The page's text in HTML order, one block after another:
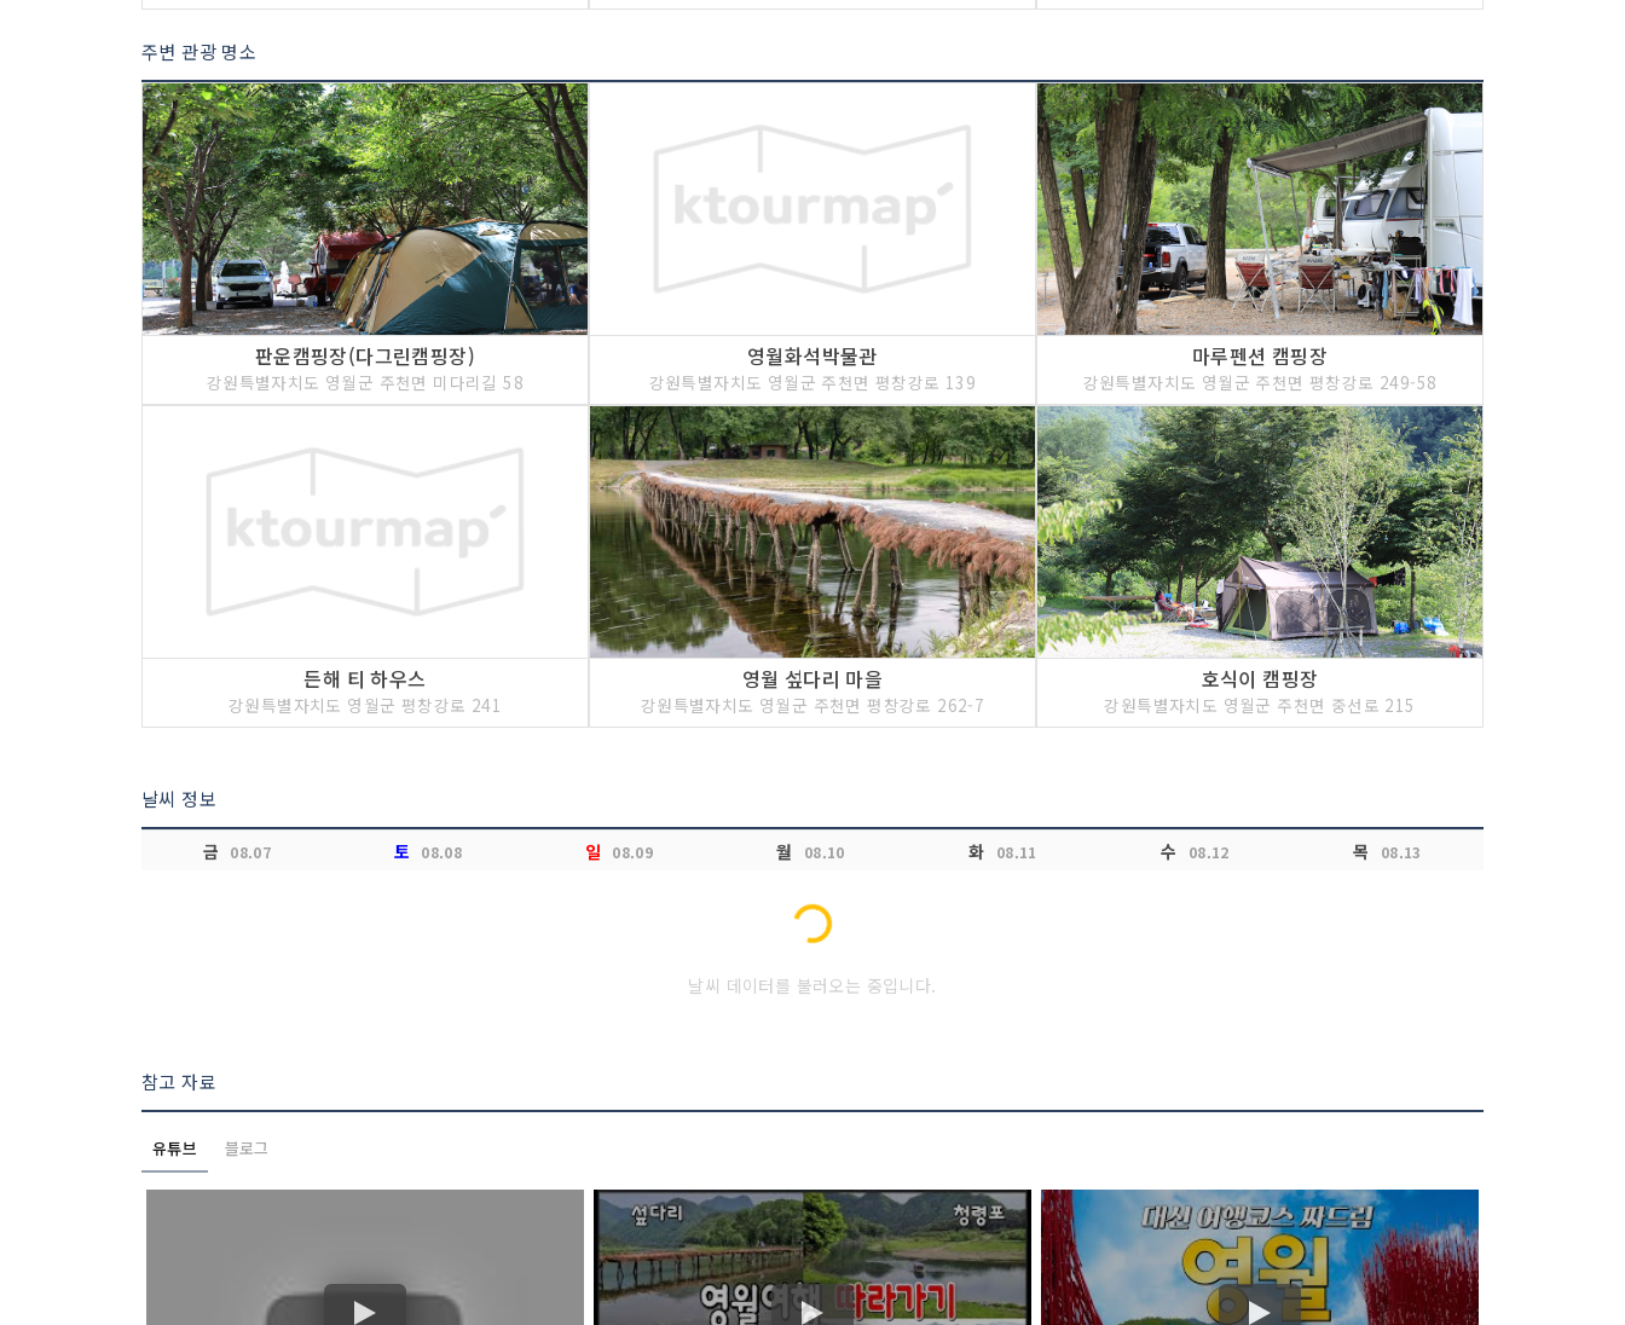
주변 관광 명소
판운캠핑장(다그린캠핑장)
강원특별자치도 영월군 주천면 미다리길 58
영월화석박물관
강원특별자치도 영월군 주천면 평창강로 139
마루펜션 캠핑장
강원특별자치도 영월군 주천면 평창강로 249-58
든해 티 하우스
강원특별자치도 영월군 평창강로 241
영월 섶다리 마을
강원특별자치도 영월군 주천면 평창강로 262-7
호식이 캠핑장
강원특별자치도 영월군 주천면 중선로 215
날씨 정보
금 08.07 토 08.08 일 08.09 월 08.10 화 08.11 수 08.12 목 08.13
Loading...
날씨 데이터를 불러오는 중입니다.
참고 자료
유튜브 블로그